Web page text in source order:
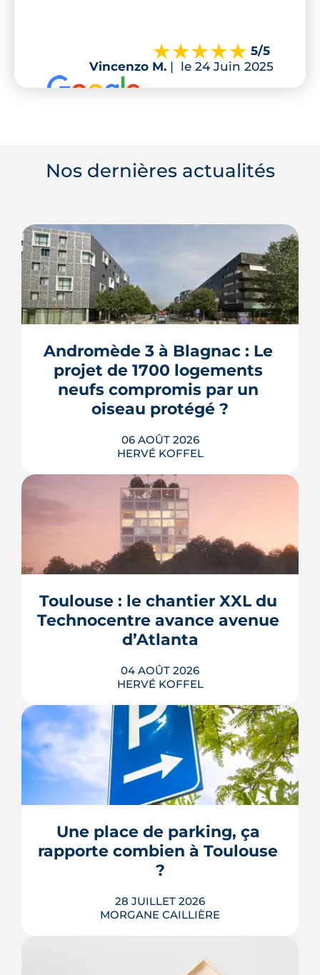
5/5
Vincenzo M. | le 24 Juin 2025
Nos dernières actualités
Andromède 3 à Blagnac : Le
projet de 1700 logements
neufs compromis par un
oiseau protégé ?
06 AOÛT 2026
HERVÉ KOFFEL
La troisième et dernière phase de
l'écoquartier Andromède doit livrer
près de 1 700 logements à partir de
protégé, la cisticole des joncs, contraint
fortement le plan d'aménagement et
repousse un calendrier déjà tendu.
LIRE L'ARTICLE
Toulouse : le chantier XXL du
Technocentre avance avenue
d’Atlanta
04 AOÛT 2026
HERVÉ KOFFEL
Avenue d'Atlanta, à la Roseraie, un
chantier de six hectares réorganise les
coulisses techniques de Toulouse
Métropole. Derrière les buttes de terre
déménagement de services, plusieurs
chiffrages officiels et un bras de fer
environnemental.
LIRE L'ARTICLE
Une place de parking, ça
rapporte combien à Toulouse
?
28 JUILLET 2026
MORGANE CAILLIÈRE